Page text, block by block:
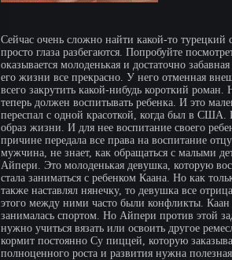
Сейчас очень сложно найти какой-то
просто глаза разбегаются. Попробуйте
оказывается молоденькая и достаточно
его жизни все прекрасно. У него отменная
всего закрутить какой-нибудь короткий
теперь должен воспитывать ребенка. И это
переспал с одной красоткой, когда был в
образ жизни. И для нее воспитание своего
причине передала все права на воспитание
мужчина, не знает, как обращаться с малыми
Айпери. Это молоденькая девушка, которую
стала заниматься с ребенком Каана. Но как
также наставлял нянечку, то девушка все
этого между ними часто были конфликты. Каан
занималась спортом. Но Айпери против этой
нужно учиться вязать или освоить другое
кормит постоянно Су пиццей, которую
полноценного роста и развития нужна полезная